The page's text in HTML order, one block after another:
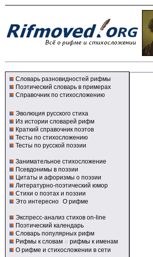
Словарь разновидностей рифмы
Поэтический словарь в примерах
Справочник по стихосложению
Эволюция русского стиха
Из истории словарей рифм
Краткий справочник поэтов
Тесты по стихосложению
Тесты по русской поэзии
Занимательное стихосложение
Псевдонимы в поэзии
Цитаты и афоризмы о поэзии
Литературно-поэтический юмор
Стихи о поэтах и поэзии
Это интересно О рифме
Экспресс-анализ стихов on-line
Поэтический календарь
Словарь популярных рифм
Рифмы к словам и рифмы к именам
О рифме и стихосложении в сети